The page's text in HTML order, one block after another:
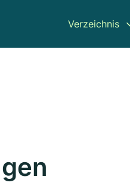
Verzeichnis